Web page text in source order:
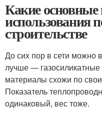
Какие
использования
строительстве
До сих пор в сети можно
лучше —
материалы схожи по
Показатель
одинаковый, вес тоже.